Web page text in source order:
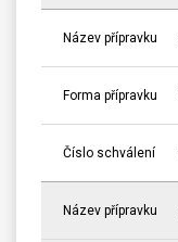
Název přípravku
Forma přípravku
Číslo schválení
Název přípravku